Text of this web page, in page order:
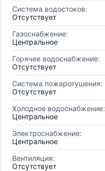
Система водостоков:
Отсутствует
Газоснабжение:
Центральное
Горячее водоснабжение:
Отсутствует
Система пожаротушения:
Отсутствует
Холодное водоснабжение:
Центральное
Электроснабжение:
Центральное
Вентиляция:
Отсутствует